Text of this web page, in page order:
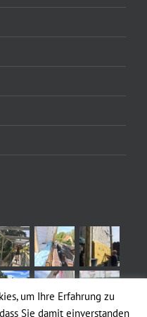
um Ihre Erfahrung zu
Sie damit einverstanden